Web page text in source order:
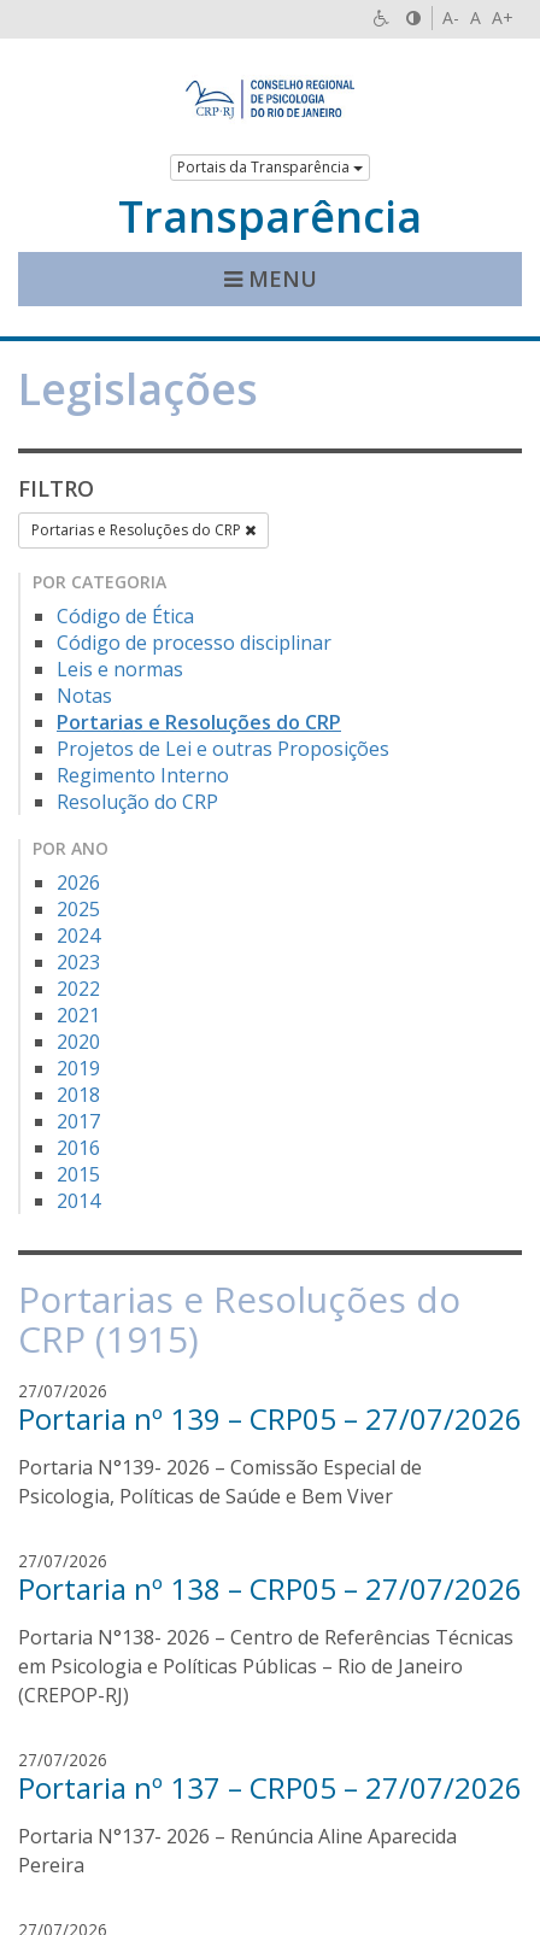
A- A A+
Portais da Transparência
Transparência
MENU
Legislações
FILTRO
Portarias e Resoluções do CRP
POR CATEGORIA
Código de Ética
Código de processo disciplinar
Leis e normas
Notas
Portarias e Resoluções do CRP
Projetos de Lei e outras Proposições
Regimento Interno
Resolução do CRP
POR ANO
2026
2025
2024
2023
2022
2021
2020
2019
2018
2017
2016
2015
2014
Portarias e Resoluções do
CRP (1915)
27/07/2026
e
a
n
l
v
a
Portaria nº 139 – CRP05 – 27/07/2026
Portaria N°139- 2026 – Comissão Especial de
Psicologia, Políticas de Saúde e Bem Viver
27/07/2026
e
a
n
s
a
Portaria nº 138 – CRP05 – 27/07/2026
Portaria N°138- 2026 – Centro de Referências Técnicas
em Psicologia e Políticas Públicas – Rio de Janeiro
(CREPOP-RJ)
27/07/2026
e
a
Portaria nº 137 – CRP05 – 27/07/2026
Portaria N°137- 2026 – Renúncia Aline Aparecida
Pereira
27/07/2026